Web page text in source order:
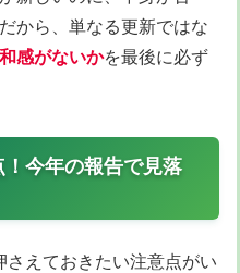
から、単なる更新ではな
感がないかを最後に必ず
今年の報告で見落
えておきたい注意点がい